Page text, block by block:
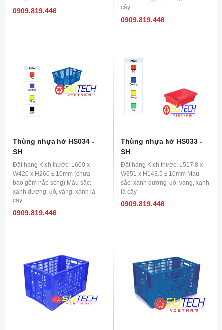
0909.819.446
cây
0909.819.446
Thùng nhựa hở HS034 -
SH
Đặt hàng Kích thước: L600 x
W420 x H260 ± 10mm (chưa
bao gồm nắp sóng) Màu sắc:
xanh dương, đỏ, vàng, xanh lá
cây
0909.819.446
Thùng nhựa hở HS033 -
SH
Đặt hàng Kích thước: L517.8 x
W351 x H143.5 ± 10mm Màu
sắc: xanh dương, đỏ, vàng, xanh
lá cây
0909.819.446